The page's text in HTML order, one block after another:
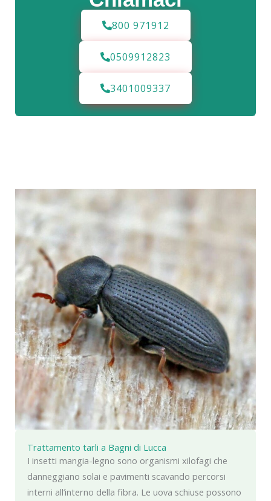
800 971912
0509912823
3401009337
Trattamento tarli a Bagni di Lucca
I insetti mangia-legno sono organismi xilofagi che
danneggiano solai e pavimenti scavando percorsi
interni all’interno della fibra. Le uova schiuse possono